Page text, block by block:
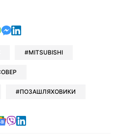
у Telegram
у Facebook
у Xу Viber
відправити у Whatsapp
відправити у Messenger
відправити у LinkedIn
MITSUBISHI
ПОЗАШЛЯХОВИКИ
у Telegram
у Facebook
у X
Читайте у Google news
Читайте у Viber
Читайте у LinkedIn